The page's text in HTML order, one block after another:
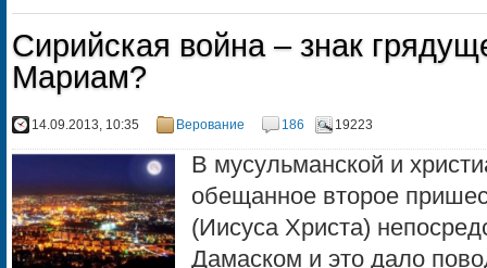
Сирийская война – знак
Мариам?
14.09.2013, 10:35 Верование 186 19223
В мусульманской и
обещанное второе
(Иисуса Христа)
Дамаском и это дало